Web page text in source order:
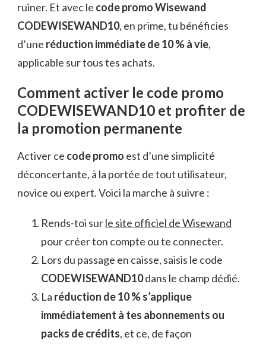
ruiner. Et avec le code promo Wisewand
CODEWISEWAND10, en prime, tu bénéficies
d’une réduction immédiate de 10 % à vie,
applicable sur tous tes achats.
Comment activer le code promo
CODEWISEWAND10 et profiter de
la promotion permanente
Activer ce code promo est d’une simplicité
déconcertante, à la portée de tout utilisateur,
novice ou expert. Voici la marche à suivre :
Rends-toi surle site officiel de Wisewand
pour créer ton compte ou te connecter.
Lors du passage en caisse, saisis le code
CODEWISEWAND10dans le champ dédié.
La réduction de 10 % s’applique
immédiatement à tes abonnements ou
packs de crédits, et ce, de façon